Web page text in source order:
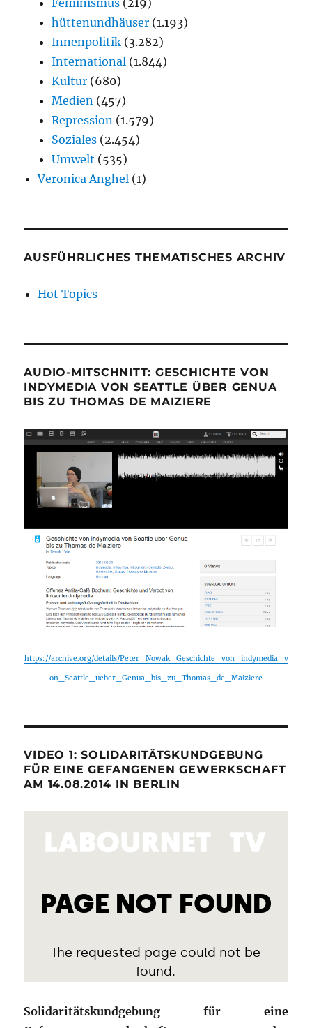
hüttenundhäuser (1.193)
Innenpolitik (3.282)
International (1.844)
Kultur (680)
Medien (457)
Repression (1.579)
Soziales (2.454)
Umwelt (535)
Veronica Anghel (1)
AUSFÜHRLICHES THEMATISCHES ARCHIV
Hot Topics
AUDIO-MITSCHNITT: GESCHICHTE VON
INDYMEDIA VON SEATTLE ÜBER GENUA
BIS ZU THOMAS DE MAIZIERE
https://archive.org/details/Peter_Nowak_Geschichte_von_indymedia_v
on_Seattle_ueber_Genua_bis_zu_Thomas_de_Maiziere
VIDEO 1: SOLIDARITÄTSKUNDGEBUNG
FÜR EINE GEFANGENEN GEWERKSCHAFT
AM 14.08.2014 IN BERLIN
Solidaritätskundgebung für eine